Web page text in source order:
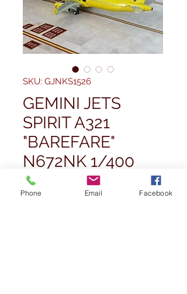
SKU: GJNKS1526
GEMINI JETS
SPIRIT A321
"BAREFARE"
N672NK 1/400
39,99 £Prezzo
Phone Email Facebook